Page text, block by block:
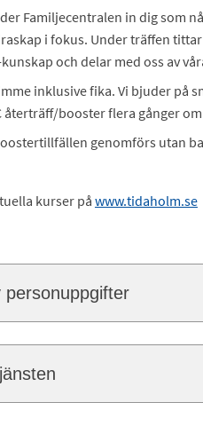
Familjecentralen in dig som
i fokus. Under träffen
och delar med oss av
inklusive fika. Vi bjuder på
återträff/booster flera gånger
genomförs utan
kurser på www.tidaholm.se
personuppgifter